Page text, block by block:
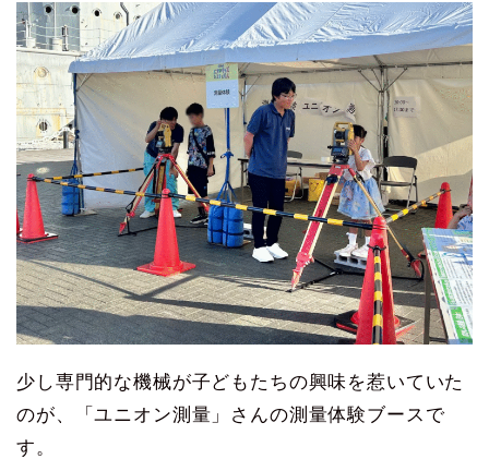
少し専門的な機械が子どもたちの興味を惹いていた
のが、「ユニオン測量」さんの測量体験ブースで
す。